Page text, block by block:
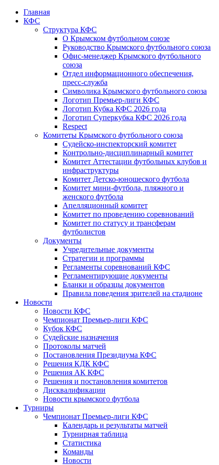
Главная
КФС
Структура КФС
О Крымском футбольном союзе
Руководство Крымского футбольного союза
Офис-менеджер Крымского футбольного
союза
Отдел информационного обеспечения,
пресс-служба
Символика Крымского футбольного союза
Логотип Премьер-лиги КФС
Логотип Кубка КФС 2026 года
Логотип Суперкубка КФС 2026 года
Respect
Комитеты Крымского футбольного союза
Судейско-инспекторский комитет
Контрольно-дисциплинарный комитет
Комитет Аттестации футбольных клубов и
инфраструктуры
Комитет Детско-юношеского футбола
Комитет мини-футбола, пляжного и
женского футбола
Апелляционный комитет
Комитет по проведению соревнований
Комитет по статусу и трансферам
футболистов
Документы
Учредительные документы
Стратегии и программы
Регламенты соревнований КФС
Регламентирующие документы
Бланки и образцы документов
Правила поведения зрителей на стадионе
Новости
Новости КФС
Чемпионат Премьер-лиги КФС
Кубок КФС
Судейские назначения
Протоколы матчей
Постановления Президиума КФС
Решения КДК КФС
Решения АК КФС
Решения и постановления комитетов
Дисквалификации
Новости крымского футбола
Турниры
Чемпионат Премьер-лиги КФС
Календарь и результаты матчей
Турнирная таблица
Статистика
Команды
Новости